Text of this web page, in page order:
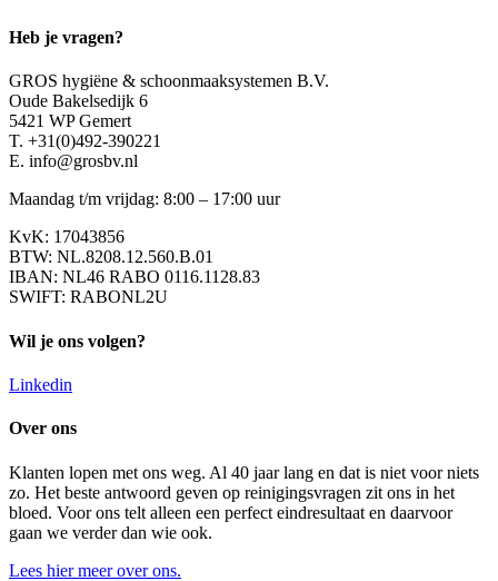
Heb je vragen?
GROS hygiëne & schoonmaaksystemen B.V.
Oude Bakelsedijk 6
5421 WP Gemert
T. +31(0)492-390221
E. info@grosbv.nl
Maandag t/m vrijdag: 8:00 – 17:00 uur
KvK: 17043856
BTW: NL.8208.12.560.B.01
IBAN: NL46 RABO 0116.1128.83
SWIFT: RABONL2U
Wil je ons volgen?
Linkedin
Over ons
Klanten lopen met ons weg. Al 40 jaar lang en dat is niet voor niets
zo. Het beste antwoord geven op reinigingsvragen zit ons in het
bloed. Voor ons telt alleen een perfect eindresultaat en daarvoor
gaan we verder dan wie ook.
Lees hier meer over ons.